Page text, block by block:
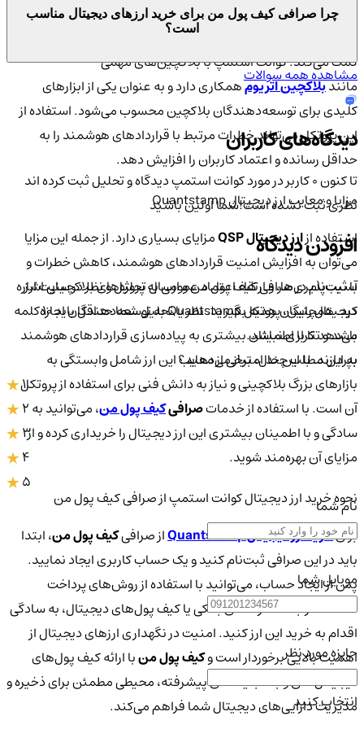
پروتکل با استفاده از تکنیک‌های پیشرفته تحلیل و بازرسی، به
شناسایی و رفع آسیب‌پذیری‌های احتمالی در قراردادهای هوشمند
کمک می‌کند. کوانت استمپ با بلاکچین‌های مهمی
مانندبلاکچیناتریومهمکاری دارد و به عنوان یکی از ابزارهای
کلیدی برای توسعه‌دهندگان بلاکچین محسوب می‌شود. استفاده از
این پروتکل می‌تواند خطرات مرتبط با قراردادهای هوشمند را به
حداقل رسانده و اعتماد کاربران را افزایش دهد.
مزایا و معایب ارز دیجیتال Quantstamp
استفاده ازارز دیجیتال QSP
مزایای بسیاری دارد. از جمله این مزایا
می‌توان به افزایش امنیت قراردادهای هوشمند، کاهش خطرات و
آسیب‌پذیری‌ها، و ارتقاء اعتماد عمومی به پروژه‌های بلاکچینی اشاره
کرد. همچنین، پروتکل Quantstamp به توسعه‌دهندگان اجازه
می‌دهد تا با اطمینان بیشتری به پیاده‌سازی قراردادهای هوشمند
بپردازند. با این حال، برخی از معایب این ارز شامل وابستگی به
بازارهای بزرگ بلاکچینی و نیاز به دانش فنی برای استفاده از پروتکل
آن است. با استفاده از خدماتصرافیکیف پول من، می‌توانید به
سادگی و با اطمینان بیشتری این ارز دیجیتال را خریداری کرده و از
مزایای آن بهره‌مند شوید.
نحوه خرید ارز دیجیتال کوانت استمپ از صرافی کیف پول من
برایخرید ارز دیجیتال Quantstamp از صرافیکیف پول من، ابتدا
باید در این صرافی ثبت‌نام کنید و یک حساب کاربری ایجاد نمایید.
پس از ایجاد حساب، می‌توانید با استفاده از روش‌های پرداخت
مختلف، از جمله کارت‌های بانکی یا کیف پول‌های دیجیتال، به سادگی
اقدام به خرید این ارز کنید. امنیت در نگهداری ارزهای دیجیتال از
اهمیت بالایی برخوردار است وکیف پول منبا ارائه کیف پول‌های
دیجیتال امن و با قابلیت‌های پیشرفته، محیطی مطمئن برای ذخیره و
مدیریت دارایی‌های دیجیتال شما فراهم می‌کند.
چرا صرافی کیف پول من برای خرید ارزهای دیجیتال مناسب
است؟
مشاهده همه سوالات
دیدگاه‌های کاربران
تا کنون 0 کاربر در مورد کوانت استمپدیدگاه و تحلیل ثبت کرده اند
نظری ثبت نشده است!شما اولین باشید
افزودن دیدگاه
با ثبت‌نام در صرافی کیف پول من و ارسال تحلیل و نظر در سایت ارز
دیجیتال رایگان هدیه بگیرید. نظر یا تحلیل شما حداقل باید ۱۰ کلمه
باشد و تکراری نباشد.
به این مطلب چند امتیاز می‌دهید؟
1
2
3
4
5
نام شما
موبایل شما
جایزه مورد نظر
انتخاب کنید